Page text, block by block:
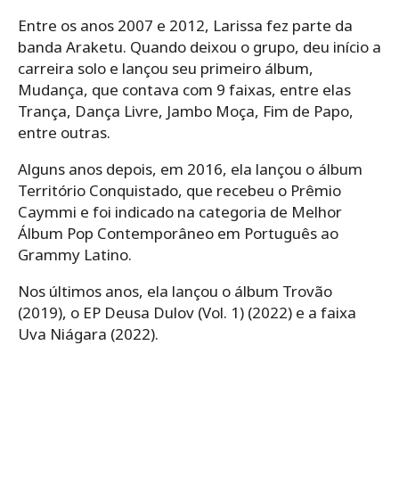
Entre os anos 2007 e 2012, Larissa fez parte da
banda Araketu. Quando deixou o grupo, deu início a
carreira solo e lançou seu primeiro álbum,
Mudança, que contava com 9 faixas, entre elas
Trança, Dança Livre, Jambo Moça, Fim de Papo,
entre outras.
Alguns anos depois, em 2016, ela lançou o álbum
Território Conquistado, que recebeu o Prêmio
Caymmi e foi indicado na categoria de Melhor
Álbum Pop Contemporâneo em Português ao
Grammy Latino.
Nos últimos anos, ela lançou o álbum Trovão
(2019), o EP Deusa Dulov (Vol. 1) (2022) e a faixa
Uva Niágara (2022).